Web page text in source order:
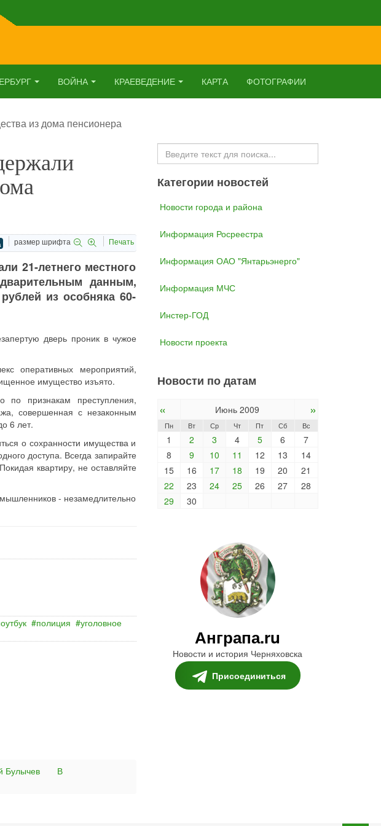
ВОЙНА КРАЕВЕДЕНИЕ КАРТА ФОТОГРАФИИ
из дома пенсионера
размер шрифта Печать
21-летнего местного
данным,
из особняка 60-
дверь проник в чужое
оперативных мероприятий,
имущество изъято.
по признакам преступления,
совершенная с незаконным
6 лет.
о сохранности имущества и
доступа. Всегда запирайте
квартиру, не оставляйте
- незамедлительно
полиция
уголовное
Булычев
В
Искать...
Категории новостей
Новости города и района
Информация Росреестра
Информация ОАО "Янтарьэнерго"
Информация МЧС
Инстер-ГОД
Новости проекта
Новости по датам
« Июнь 2009 »
Пн Вт Ср Чт Пт Сб Вс
1 2 3 4 5 6
7
8
9 10 11 12 13
14
15
16 17 18 19 20
21
22
23 24 25 26 27
28
29
30
Анграпа.ru
Новости и история Черняховска
Присоединиться